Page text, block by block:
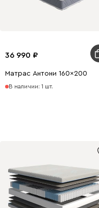
36 990
Матрас Антони 160x200
В наличии: 1 шт.